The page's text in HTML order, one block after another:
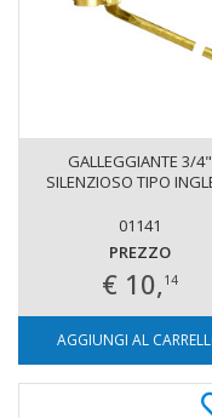
GALLEGGIANTE 3/4"
SILENZIOSO TIPO
01141
PREZZO
€ 10,14
AGGIUNGI AL